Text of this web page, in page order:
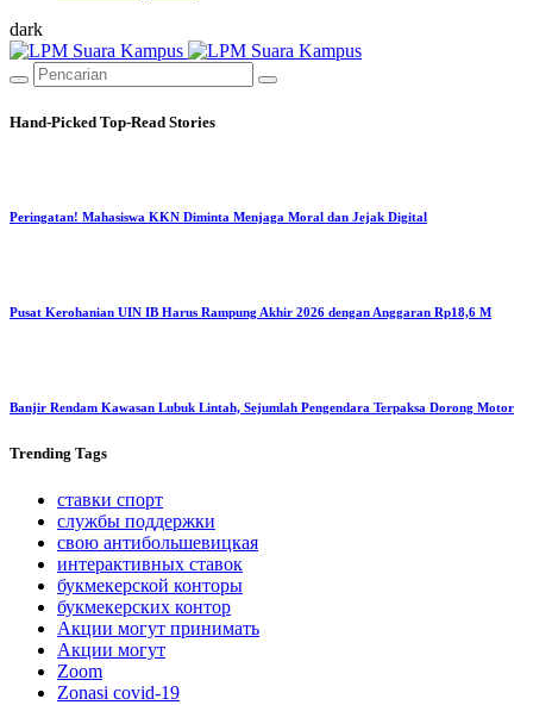
dark
Hand-Picked Top-Read Stories
Peringatan! Mahasiswa KKN Diminta Menjaga Moral dan Jejak Digital
Pusat Kerohanian UIN IB Harus Rampung Akhir 2026 dengan Anggaran Rp18,6 M
Banjir Rendam Kawasan Lubuk Lintah, Sejumlah Pengendara Terpaksa Dorong Motor
Trending Tags
ставки спорт
службы поддержки
свою антибольшевицкая
интерактивных ставок
букмекерской конторы
букмекерских контор
Акции могут принимать
Акции могут
Zoom
Zonasi covid-19